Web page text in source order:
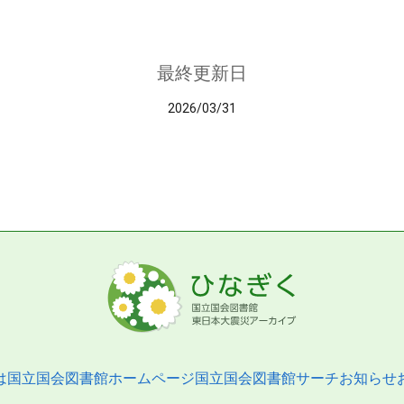
最終更新日
2026/03/31
国立国会図書館ホームページ国立国会図書館サーチお知らせ